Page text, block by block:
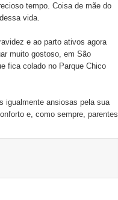
tempo. Coisa de mãe do
vida.
e ao parto ativos agora
muito gostoso, em São
fica colado no Parque Chico
igualmente ansiosas pela sua
e, como sempre, parentes